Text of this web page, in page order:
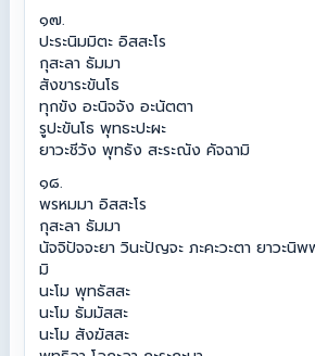
๑๗.
ปะระนิมมิตะ อิสสะโร
กุสะลา ธัมมา
สังขาระขันโธ
ทุกขัง อะนิจจัง อะนัตตา
รูปะขันโธ พุทธะปะผะ
ยาวะชีวัง พุทธัง สะระณัง คัจฉามิ
๑๘.
พรหมมา อิสสะโร
กุสะลา ธัมมา
นัจจิปัจจะยา วินะปัญจะ ภะคะวะตา ยาวะนิ
มิ
นะโม พุทธัสสะ
นะโม ธัมมัสสะ
นะโม สังฆัสสะ